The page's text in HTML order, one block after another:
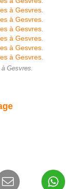
Gesvres.